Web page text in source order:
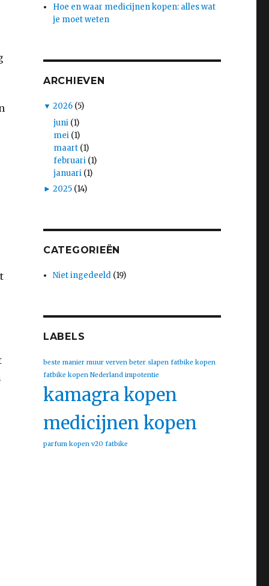
Hoe en waar medicijnen kopen: alles wat
je moet weten
ARCHIEVEN
▼ 2026 (5)
juni (1)
mei (1)
maart (1)
februari (1)
januari (1)
► 2025 (14)
CATEGORIEËN
Niet ingedeeld (19)
LABELS
beste manier muur verven beter slapen fatbike kopen
fatbike kopen Nederland impotentie
kamagra kopen
medicijnen kopen
parfum kopen v20 fatbike